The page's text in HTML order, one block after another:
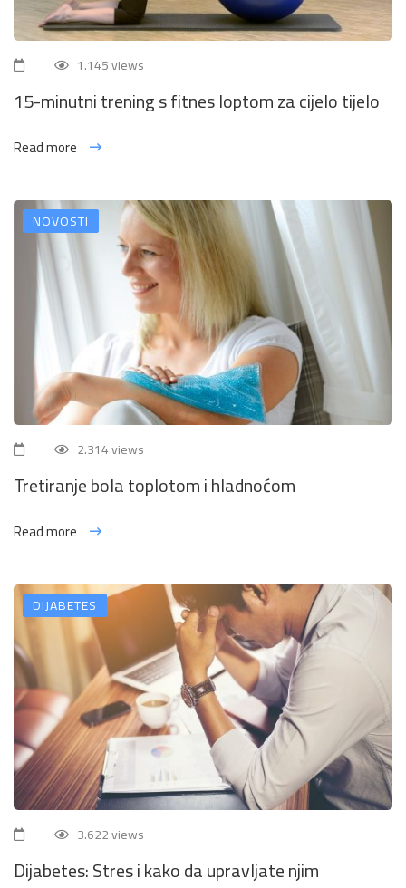
1.145 views
15-minutni trening s fitnes loptom za cijelo tijelo
Read more
NOVOSTI
2.314 views
Tretiranje bola toplotom i hladnoćom
Read more
DIJABETES
3.622 views
Dijabetes: Stres i kako da upravljate njim